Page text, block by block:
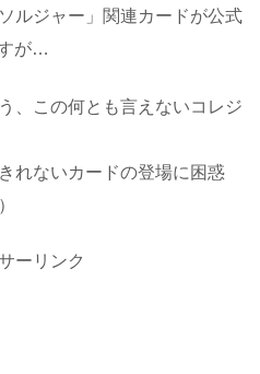
ルジャー」関連カードが公式
が…
、この何とも言えないコレジ
れないカードの登場に困惑
ーリンク